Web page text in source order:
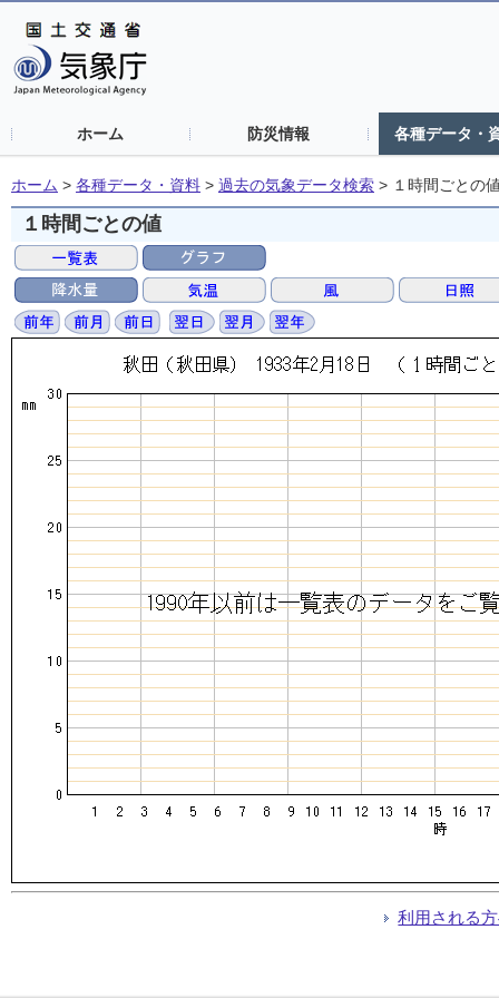
ホーム 防災情報 各種データ・
ホーム > 各種データ・資料 > 過去の気象データ検索 > １時間ごとの
１時間ごとの値
利用される